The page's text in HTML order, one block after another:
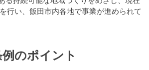
行い、飯田市内各地で事業が進められて
のポイント